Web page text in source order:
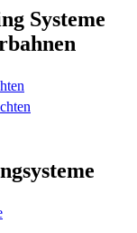
Systeme